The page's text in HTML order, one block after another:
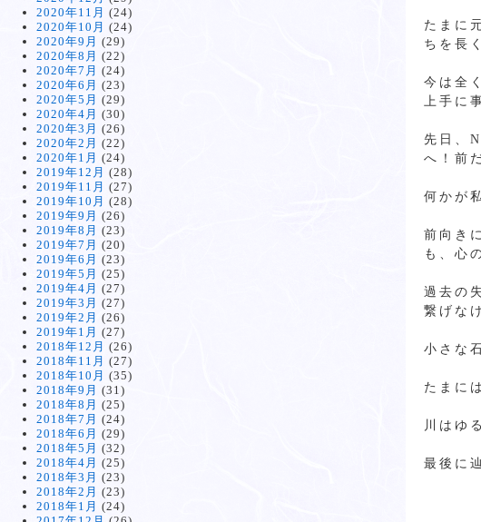
2020年11月 (24)
2020年10月 (24)
2020年9月 (29)
2020年8月 (22)
2020年7月 (24)
2020年6月 (23)
2020年5月 (29)
2020年4月 (30)
2020年3月 (26)
2020年2月 (22)
2020年1月 (24)
2019年12月 (28)
2019年11月 (27)
2019年10月 (28)
2019年9月 (26)
2019年8月 (23)
2019年7月 (20)
2019年6月 (23)
2019年5月 (25)
2019年4月 (27)
2019年3月 (27)
2019年2月 (26)
2019年1月 (27)
2018年12月 (26)
2018年11月 (27)
2018年10月 (35)
2018年9月 (31)
2018年8月 (25)
2018年7月 (24)
2018年6月 (29)
2018年5月 (32)
2018年4月 (25)
2018年3月 (23)
2018年2月 (23)
2018年1月 (24)
たまに
ちを長
今は全
上手に
先日、
へ！前
何かが
前向き
も、心
過去の
繋げな
小さな
たまに
川はゆ
最後に